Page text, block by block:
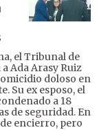
el Tribunal de
Ada Arasy Ruiz
doloso en
Su ex esposo, el
a 18
de seguridad. En
encierro, pero